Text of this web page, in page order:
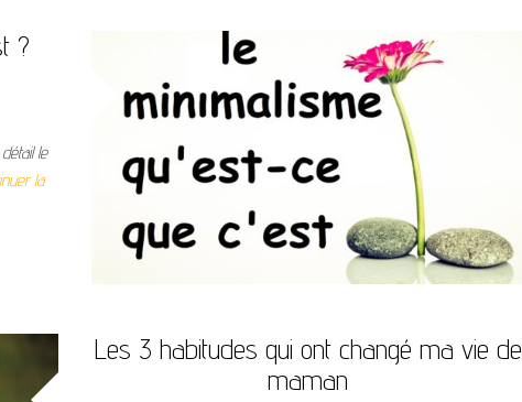
?
le
la
Les 3 habitudes qui ont changé ma vie de
maman